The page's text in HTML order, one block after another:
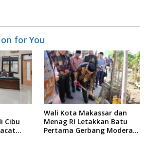
for You
Cibu
Wali Kota Makassar dan
Menag RI Letakkan Batu
Pertama Gerbang Moderasi